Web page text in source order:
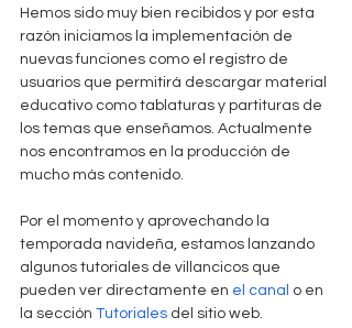
Hemos sido muy bien recibidos y por esta
razón iniciamos la implementación de
nuevas funciones como el registro de
usuarios que permitirá descargar material
educativo como tablaturas y partituras de
los temas que enseñamos. Actualmente
nos encontramos en la producción de
mucho más contenido.
Por el momento y aprovechando la
temporada navideña, estamos lanzando
algunos tutoriales de villancicos que
pueden ver directamente en el canal o en
la sección Tutoriales del sitio web.